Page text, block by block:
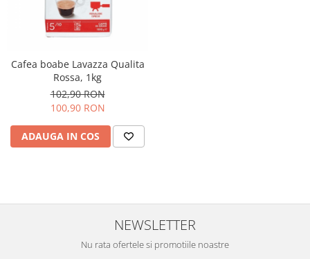
Cafea boabe Lavazza Qualita
Rossa, 1kg
102,90 RON
100,90 RON
ADAUGA IN COS
NEWSLETTER
Nu rata ofertele si promotiile noastre